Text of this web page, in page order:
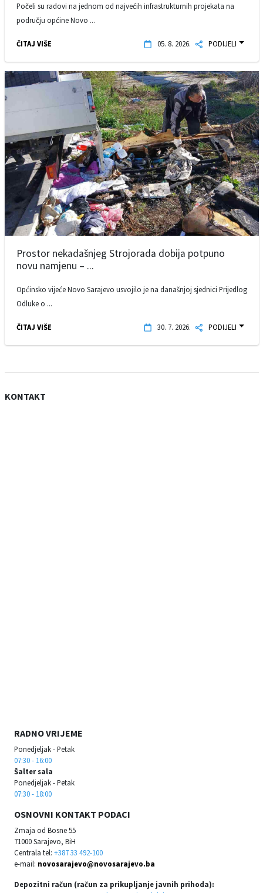
Počeli su radovi na jednom od najvećih infrastrukturnih projekata na
području općine Novo ...
ČITAJ VIŠE 05. 8. 2026. PODIJELI
Prostor nekadašnjeg Strojorada dobija potpuno
novu namjenu – ...
Općinsko vijeće Novo Sarajevo usvojilo je na današnjoj sjednici Prijedlog
Odluke o ...
ČITAJ VIŠE 30. 7. 2026. PODIJELI
KONTAKT
RADNO VRIJEME
Ponedjeljak - Petak
07:30 - 16:00
Šalter sala
Ponedjeljak - Petak
07:30 - 18:00
OSNOVNI KONTAKT PODACI
Zmaja od Bosne 55
71000 Sarajevo, BiH
Centrala tel: +387 33 492-100
e-mail: novosarajevo@novosarajevo.ba
Depozitni račun (račun za prikupljanje javnih prihoda):